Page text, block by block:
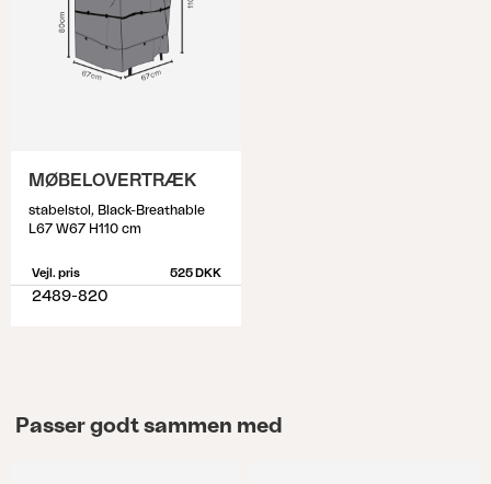
MØBELOVERTRÆK
stabelstol, Black-Breathable
L67 W67 H110 cm
Vejl. pris 525 DKK
2489-820
Passer godt sammen med